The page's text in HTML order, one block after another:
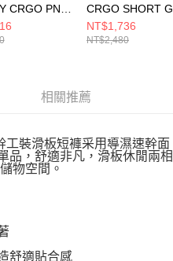
CRGO PNT
FV7348355
CRGO SHORT
男 短褲
NT$1,736
NT$2,480
相關推薦
工裝滑板短褲采用導濕速幹面
品，舒適非凡，滑板休閒兩相
物空間。
舒適貼合感